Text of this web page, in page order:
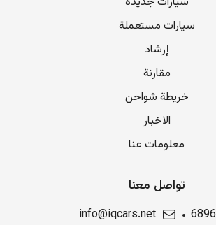
سيارات مستعملة
إرشاد
مقارنة
خريطة شواحن
الاخبار
معلومات عنا
تواصل معنا
6896
info@iqcars.net